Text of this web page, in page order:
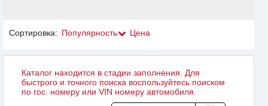
Сортировка: Популярность Цена
Каталог находится в стадии заполнения. Для
быстрого и точного поиска воспользуйтесь поиском
по гос. номеру или VIN номеру автомобиля.